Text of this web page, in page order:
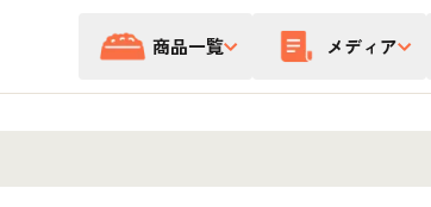
商品一覧 メディア